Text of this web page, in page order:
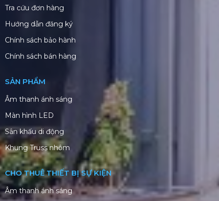
Tra cứu đơn hàng
Hướng dẫn đăng ký
Chính sách bảo hành
Chính sách bán hàng
SẢN PHẨM
Âm thanh ánh sáng
Màn hình LED
Sân khấu di động
Khung Truss nhôm
CHO THUÊ THIẾT BỊ SỰ KIỆN
Âm thanh ánh sáng